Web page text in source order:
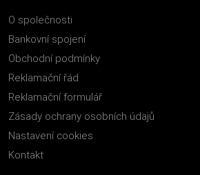
O společnosti
Bankovní spojení
Obchodní podmínky
Reklamační řád
Reklamační formulář
Zásady ochrany osobních údajů
Nastavení cookies
Kontakt